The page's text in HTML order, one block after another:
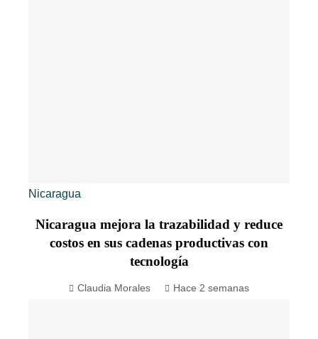
Nicaragua
Nicaragua mejora la trazabilidad y reduce
costos en sus cadenas productivas con
tecnología
Claudia Morales Hace 2 semanas